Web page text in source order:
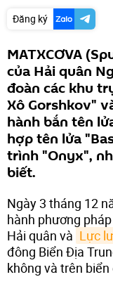
Đăng ký
MATXCƠVA
của Hải quân
đoàn các khu
Xô Gorshkov"
hành bắn tên
hợp tên lửa
trình "Onyx",
biết.
Ngày 3 tháng 12
hành phương
Hải quân và Lực
đông Biển Địa
không và trên biển